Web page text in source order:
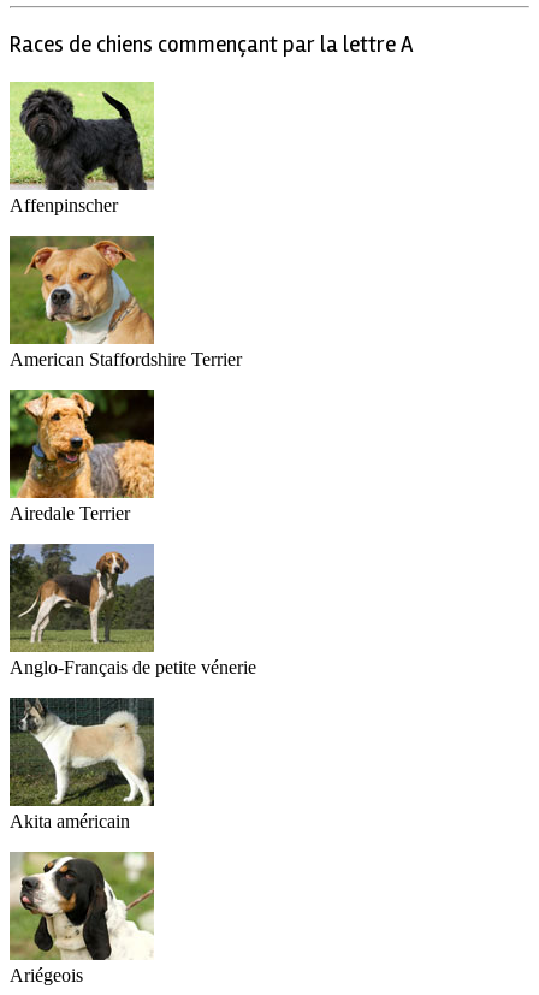
Races de chiens commençant par la lettre A
Affenpinscher
American Staffordshire Terrier
Airedale Terrier
Anglo-Français de petite vénerie
Akita américain
Ariégeois